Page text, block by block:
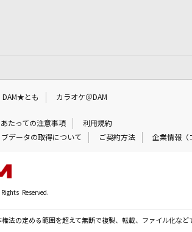
DAM★とも カラオケ＠DAM
たっての注意事項
利用規約
データの取得について ご契約方法 企業情報（
Reserved.
法の定める範囲を超えて無断で複製、転載、ファイル化など